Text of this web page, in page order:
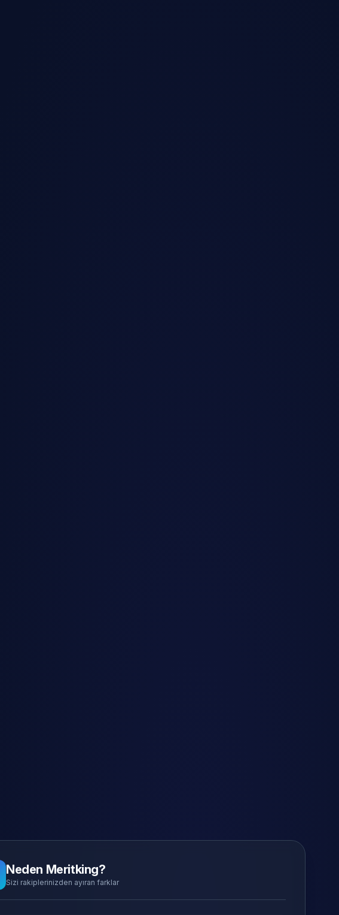
Neden Meritking?
Sizi rakiplerinizden ayıran farklar